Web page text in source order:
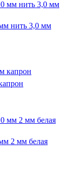
мм нить 3,0 мм
2 мм белая